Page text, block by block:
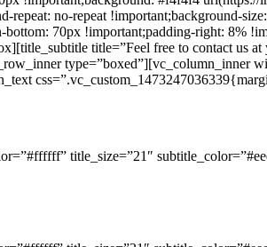
repeat: no-repeat !important;background-
70px !important;padding-right: 8%
title=”Feel free to contact us at
type=”boxed”][vc_column_inner
title_size=”21″